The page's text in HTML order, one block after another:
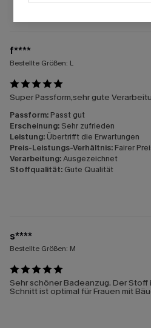
f****
Bestellte Größen: L
Super Passform,sehr gute
Passform: Passt gut
Erscheinung: Sehr zufrieden
Leistung: Übertrifft die Erwartungen
Preis-Leistungs-Verhältnis: Fairer
Verarbeitung:Ausgezeichnet
Stoffqualität: Gute Qualität
s****
Bestellte Größen: M
Sehr schöner Badeanzug. Der Stoff
Schnitt ist optimal für Frauen mit